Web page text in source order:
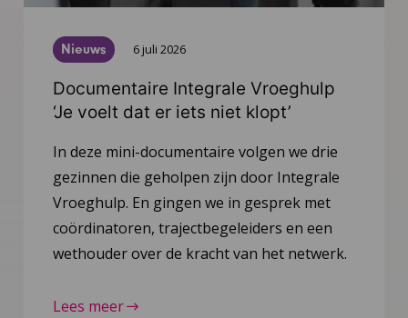
Nieuws 6 juli 2026
Documentaire Integrale Vroeghulp
‘Je voelt dat er iets niet klopt’
In deze mini-documentaire volgen we drie
gezinnen die geholpen zijn door Integrale
Vroeghulp. En gingen we in gesprek met
coördinatoren, trajectbegeleiders en een
wethouder over de kracht van het netwerk.
Lees meer